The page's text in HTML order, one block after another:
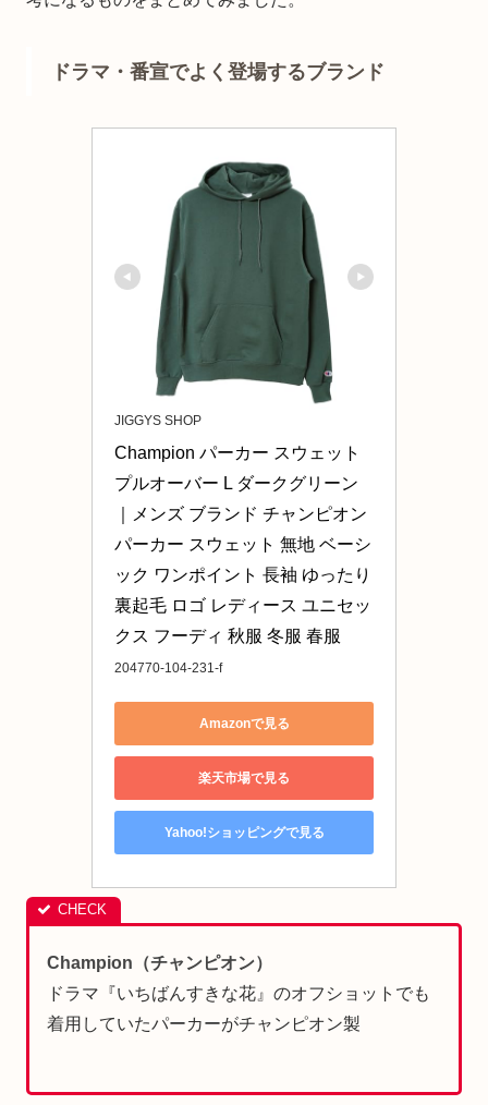
ドラマ・番宣でよく登場するブランド
JIGGYS SHOP
Champion パーカー スウェット
プルオーバー L ダークグリーン
｜メンズ ブランド チャンピオン
パーカー スウェット 無地 ベーシ
ック ワンポイント 長袖 ゆったり
裏起毛 ロゴ レディース ユニセッ
クス フーディ 秋服 冬服 春服
204770-104-231-f
Amazonで見る
楽天市場で見る
Yahoo!ショッピングで見る
Champion（チャンピオン）
ドラマ『いちばんすきな花』のオフショットでも
着用していたパーカーがチャンピオン製